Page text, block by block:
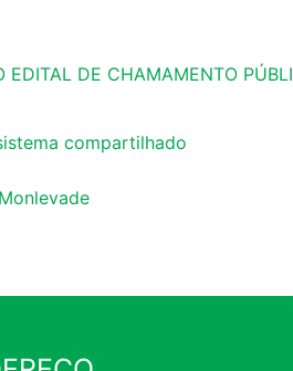
EDITAL DE CHAMAMENTO
compartilhado